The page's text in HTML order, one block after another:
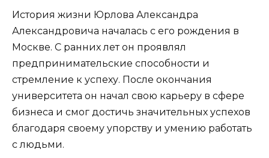
История жизни Юрлова Александра
Александровича началась с его рождения в
Москве. С ранних лет он проявлял
предпринимательские способности и
стремление к успеху. После окончания
университета он начал свою карьеру в сфере
бизнеса и смог достичь значительных успехов
благодаря своему упорству и умению работать
с людьми.